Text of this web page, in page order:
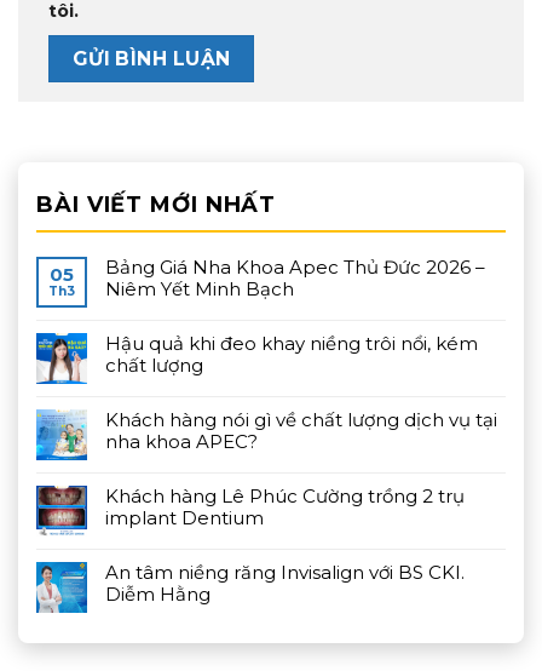
tôi.
BÀI VIẾT MỚI NHẤT
05
Th3
Bảng Giá Nha Khoa Apec Thủ Đức 2026 –
Niêm Yết Minh Bạch
Hậu quả khi đeo khay niềng trôi nổi, kém
chất lượng
Khách hàng nói gì về chất lượng dịch vụ tại
nha khoa APEC?
Khách hàng Lê Phúc Cường trồng 2 trụ
implant Dentium
An tâm niềng răng Invisalign với BS CKI.
Diễm Hằng